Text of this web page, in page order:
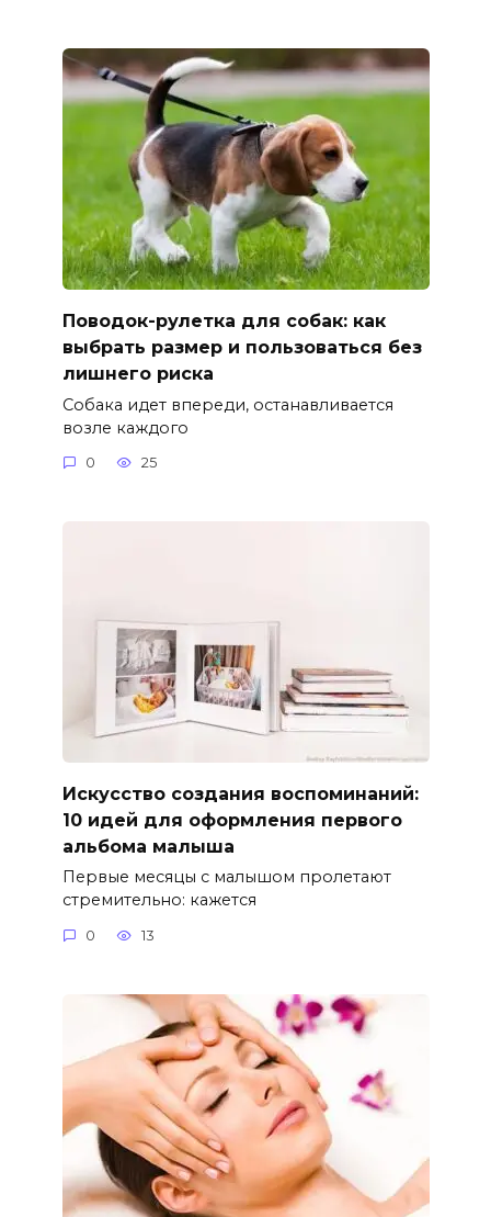
Поводок-рулетка для собак: как
выбрать размер и пользоваться без
лишнего риска
Собака идет впереди, останавливается
возле каждого
0 25
Искусство создания воспоминаний:
10 идей для оформления первого
альбома малыша
Первые месяцы с малышом пролетают
стремительно: кажется
0 13